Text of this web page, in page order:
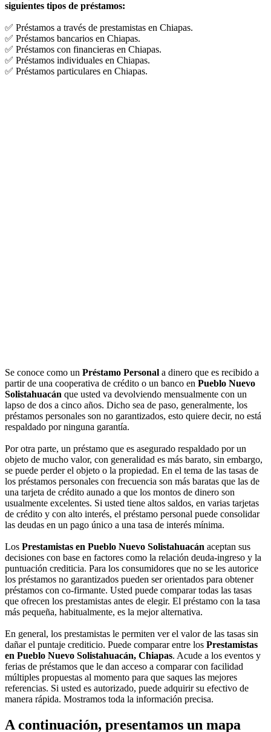
siguientes tipos de préstamos:
✅ Préstamos a través de prestamistas en Chiapas.
✅ Préstamos bancarios en Chiapas.
✅ Préstamos con financieras en Chiapas.
✅ Préstamos individuales en Chiapas.
✅ Préstamos particulares en Chiapas.
Se conoce como un Préstamo Personal a dinero que es recibido a
partir de una cooperativa de crédito o un banco en Pueblo Nuevo
Solistahuacán que usted va devolviendo mensualmente con un
lapso de dos a cinco años. Dicho sea de paso, generalmente, los
préstamos personales son no garantizados, esto quiere decir, no está
respaldado por ninguna garantía.
Por otra parte, un préstamo que es asegurado respaldado por un
objeto de mucho valor, con generalidad es más barato, sin embargo,
se puede perder el objeto o la propiedad. En el tema de las tasas de
los préstamos personales con frecuencia son más baratas que las de
una tarjeta de crédito aunado a que los montos de dinero son
usualmente excelentes. Si usted tiene altos saldos, en varias tarjetas
de crédito y con alto interés, el préstamo personal puede consolidar
las deudas en un pago único a una tasa de interés mínima.
Los Prestamistas en Pueblo Nuevo Solistahuacán aceptan sus
decisiones con base en factores como la relación deuda-ingreso y la
puntuación crediticia. Para los consumidores que no se les autorice
los préstamos no garantizados pueden ser orientados para obtener
préstamos con co-firmante. Usted puede comparar todas las tasas
que ofrecen los prestamistas antes de elegir. El préstamo con la tasa
más pequeña, habitualmente, es la mejor alternativa.
En general, los prestamistas le permiten ver el valor de las tasas sin
dañar el puntaje crediticio. Puede comparar entre los Prestamistas
en Pueblo Nuevo Solistahuacán, Chiapas. Acude a los eventos y
ferias de préstamos que le dan acceso a comparar con facilidad
múltiples propuestas al momento para que saques las mejores
referencias. Si usted es autorizado, puede adquirir su efectivo de
manera rápida. Mostramos toda la información precisa.
A continuación, presentamos un mapa